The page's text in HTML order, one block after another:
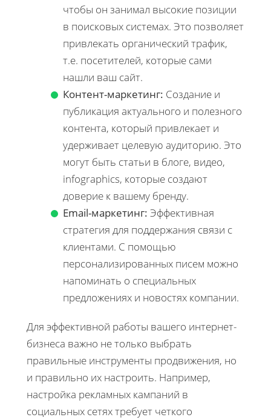
чтобы он занимал высокие позиции
в поисковых системах. Это позволяет
привлекать органический трафик,
т.е. посетителей, которые сами
нашли ваш сайт.
Контент-маркетинг: Создание и
публикация актуального и полезного
контента, который привлекает и
удерживает целевую аудиторию. Это
могут быть статьи в блоге, видео,
infographics, которые создают
доверие к вашему бренду.
Email-маркетинг: Эффективная
стратегия для поддержания связи с
клиентами. С помощью
персонализированных писем можно
напоминать о специальных
предложениях и новостях компании.
Для эффективной работы вашего интернет-
бизнеса важно не только выбрать
правильные инструменты продвижения, но
и правильно их настроить. Например,
настройка рекламных кампаний в
социальных сетях требует четкого